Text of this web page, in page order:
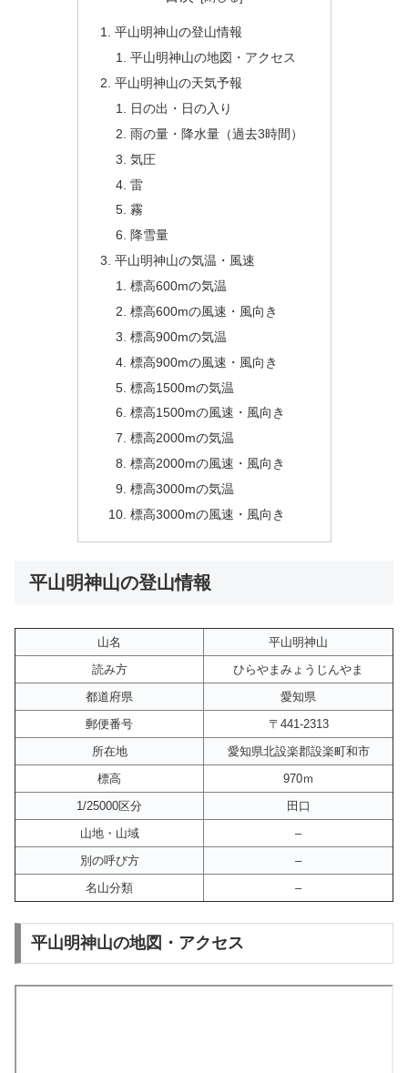
平山明神山の登山情報
平山明神山の地図・アクセス
平山明神山の天気予報
日の出・日の入り
雨の量・降水量（過去3時間）
気圧
雷
霧
降雪量
平山明神山の気温・風速
標高600mの気温
標高600mの風速・風向き
標高900mの気温
標高900mの風速・風向き
標高1500mの気温
標高1500mの風速・風向き
標高2000mの気温
標高2000mの風速・風向き
標高3000mの気温
標高3000mの風速・風向き
平山明神山の登山情報
山名
平山明神山
読み方
ひらやまみょうじんやま
都道府県
愛知県
郵便番号
〒441-2313
所在地
愛知県北設楽郡設楽町和市
標高
970ｍ
1/25000区分
田口
山地・山域
–
別の呼び方
–
名山分類
–
平山明神山の地図・アクセス